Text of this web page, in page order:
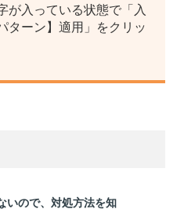
が入っている状態で「入
ターン】適用」をクリッ
いので、対処方法を知